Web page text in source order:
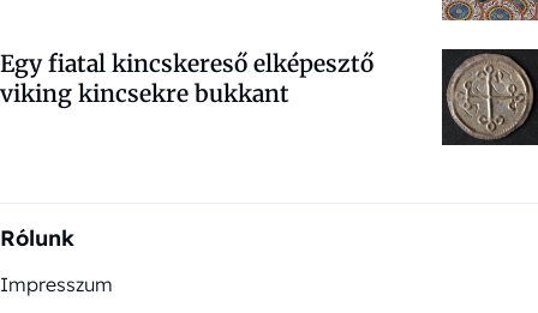
Egy fiatal kincskereső elképesztő
viking kincsekre bukkant
Rólunk
Impresszum